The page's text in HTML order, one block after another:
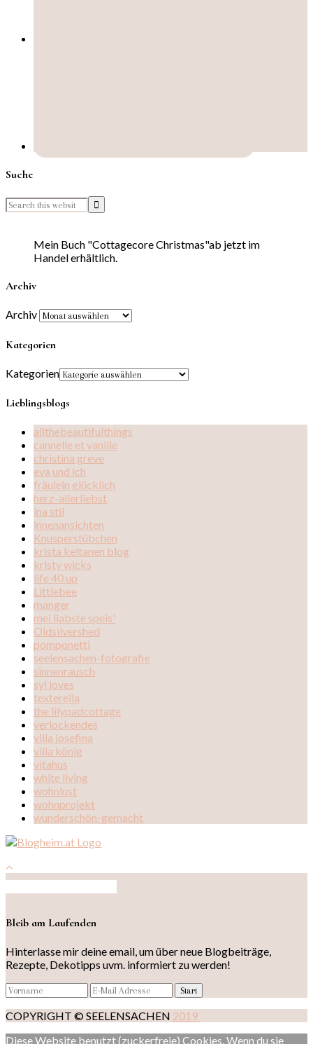
Suche
Mein Buch "Cottagecore Christmas"ab jetzt im
Handel erhältlich.
Archiv
Archiv
Kategorien
Kategorien
Lieblingsblogs
allthebeautifulthings
cannelle et vanille
christina greve
eva und ich
fräulein glücklich
herz-allerliebst
ina stil
innenansichten
Knusperstübchen
krista keltanen blog
kristy wicks
life 40 up
Littlebee
manger
mei liabste speis'
Oldsilvershed
pomponetti
seelensachen-fotografie
sinnenrausch
syl loves
texterella
the lilypadcottage
verlockendes
villa josefina
villa könig
vitahus
white living
wohnlust
wohnprojekt
wunderschön-gemacht
Bleib am Laufenden
Hinterlasse mir deine email, um über neue Blogbeiträge,
Rezepte, Dekotipps uvm. informiert zu werden!
COPYRIGHT © SEELENSACHEN 2019
Diese Website benutzt (zuckerfreie) Cookies. Wenn du sie